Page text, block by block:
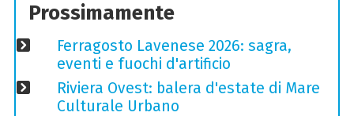
Prossimamente
Ferragosto Lavenese 2026: sagra,
eventi e fuochi d'artificio
Riviera Ovest: balera d'estate di Mare
Culturale Urbano